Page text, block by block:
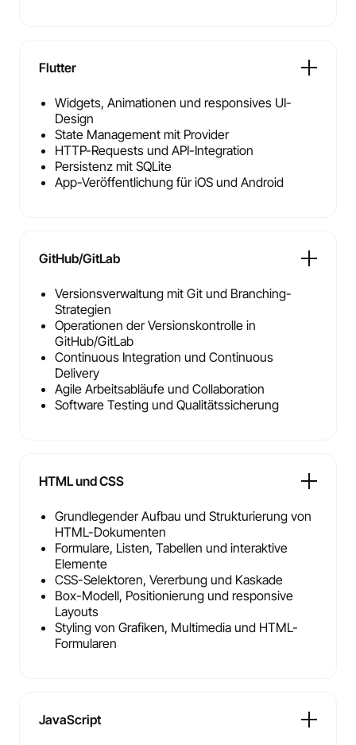
Flutter
Widgets, Animationen und responsives UI-
Design
State Management mit Provider
HTTP-Requests und API-Integration
Persistenz mit SQLite
App-Veröffentlichung für iOS und Android
GitHub/GitLab
Versionsverwaltung mit Git und Branching-
Strategien
Operationen der Versionskontrolle in
GitHub/GitLab
Continuous Integration und Continuous
Delivery
Agile Arbeitsabläufe und Collaboration
Software Testing und Qualitätssicherung
HTML und CSS
Grundlegender Aufbau und Strukturierung von
HTML-Dokumenten
Formulare, Listen, Tabellen und interaktive
Elemente
CSS-Selektoren, Vererbung und Kaskade
Box-Modell, Positionierung und responsive
Layouts
Styling von Grafiken, Multimedia und HTML-
Formularen
JavaScript